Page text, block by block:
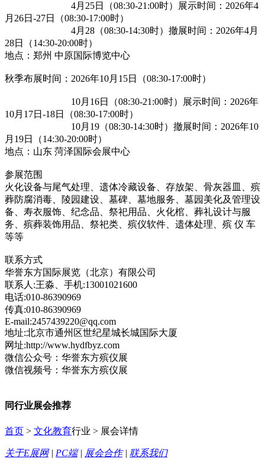
4月25日（08:30-21:00时）展示时间：2026年4
月26日-27日（08:30-17:00时）
4月28（08:30-14:30时）撤展时间：2026年4月
28日（14:30-20:00时）
地点：郑州 中原国际博览中心
秋季布展时间：2026年10月15日（08:30-17:00时）
10月16日（08:30-21:00时）展示时间：2026年
10月17日-18日（08:30-17:00时）
10月19（08:30-14:30时）撤展时间：2026年10
月19日（14:30-20:00时）
地点：山东 菏泽国际会展中心
参展范围
火化设备与尾气处理、遗体冷藏设备、存放架、骨灰器皿、殡
葬防腐消毒、陵园建设、墓碑、墓地服务、墓园美化及管理设
备、寿衣服饰、纪念品、祭祀用品、火化棺、葬礼设计与服
务、殡葬装饰用品、祭祀类、殡仪软件、遗体处理、殡 仪 车
等等
联系方式
华誉东方国际展览（北京）有限公司
联系人:王淼、手机:13001021600
电话:010-86390969
传真:010-86390969
E-mail:2457439220@qq.com
地址:北京市通州区世纪星城长城国际大厦
网址:http://www.hydfbyz.com
微信公众号：华誉东方殡仪展
微信视频号：华誉东方殡仪展
同行业展会推荐
首页 > 文化教育行业 > 展会详情
关于E展网| PC端| 展会合作| 联系我们